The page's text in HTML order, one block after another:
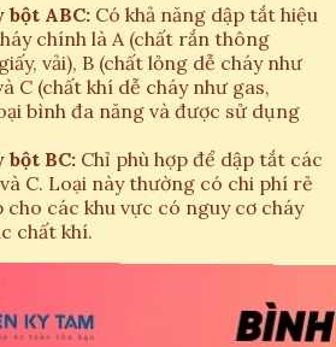
bột ABC: Có khả năng dập tắt hiệu
chính là A (chất rắn thông
vải), B (chất lỏng dễ cháy như
C (chất khí dễ cháy như gas,
bình đa năng và được sử dụng
bột BC: Chỉ phù hợp để dập tắt các
C. Loại này thường có chi phí rẻ
cho các khu vực có nguy cơ cháy
chất khí.